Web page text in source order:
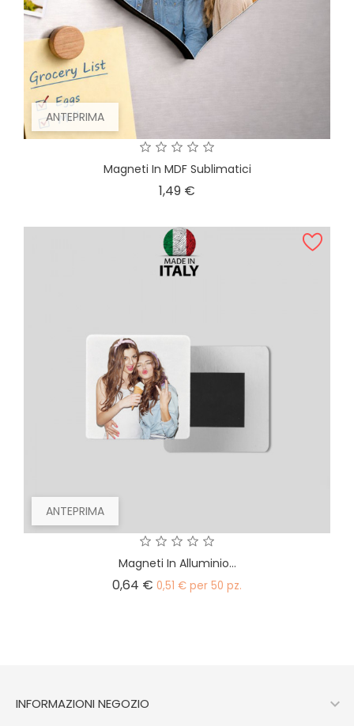
ANTEPRIMA
Magneti In MDF Sublimatici
1,49 €
ANTEPRIMA
Magneti In Alluminio...
0,64 € Prezzo
0,51 € per 50 pz.
INFORMAZIONI NEGOZIO 